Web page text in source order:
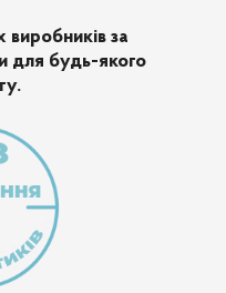
виробників за
для будь-якого